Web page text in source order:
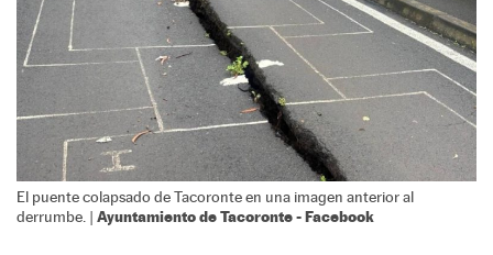
El puente colapsado de Tacoronte en una imagen anterior al
derrumbe. | Ayuntamiento de Tacoronte - Facebook